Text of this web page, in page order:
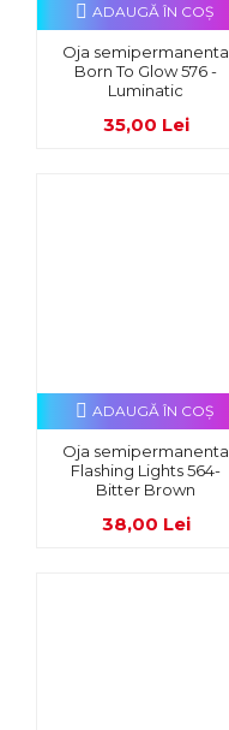
Oja semipermanenta
Born To Glow 576 -
Luminatic
35,00 Lei
ADAUGĂ ÎN COŞ
Oja semipermanenta
Flashing Lights 564-
Bitter Brown
38,00 Lei
ADAUGĂ ÎN COŞ